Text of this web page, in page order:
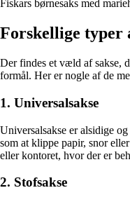
Fiskars børnesaks med
Forskellige typer
Der findes et væld af sakse,
formål. Her er nogle af de
1. Universalsakse
Universalsakse er alsidige
som at klippe papir, snor
eller kontoret, hvor der er
2. Stofsakse